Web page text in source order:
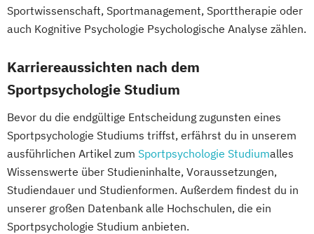
Sportwissenschaft, Sportmanagement, Sporttherapie oder
auch Kognitive Psychologie Psychologische Analyse zählen.
Karriereaussichten nach dem
Sportpsychologie Studium
Bevor du die endgültige Entscheidung zugunsten eines
Sportpsychologie Studiums triffst, erfährst du in unserem
ausführlichen Artikel zum Sportpsychologie Studiumalles
Wissenswerte über Studieninhalte, Voraussetzungen,
Studiendauer und Studienformen. Außerdem findest du in
unserer großen Datenbank alle Hochschulen, die ein
Sportpsychologie Studium anbieten.